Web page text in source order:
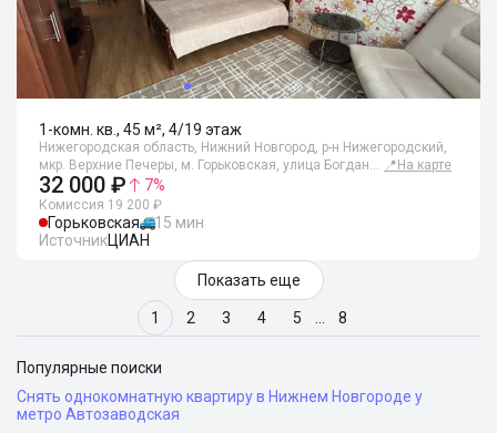
1-комн. кв., 45 м², 4/19 этаж
Нижегородская область, Нижний Новгород, р-н Нижегородский,
мкр. Верхние Печеры, м. Горьковская, улица Богдан… 📍 На карте
32 000 ₽ 7%
Комиссия 19 200 ₽
Горьковская
15 мин
ИсточникЦИАН
Показать еще
1 2 3 4 5 8
Популярные поиски
Снять однокомнатную квартиру в Нижнем Новгороде у
метро Автозаводская